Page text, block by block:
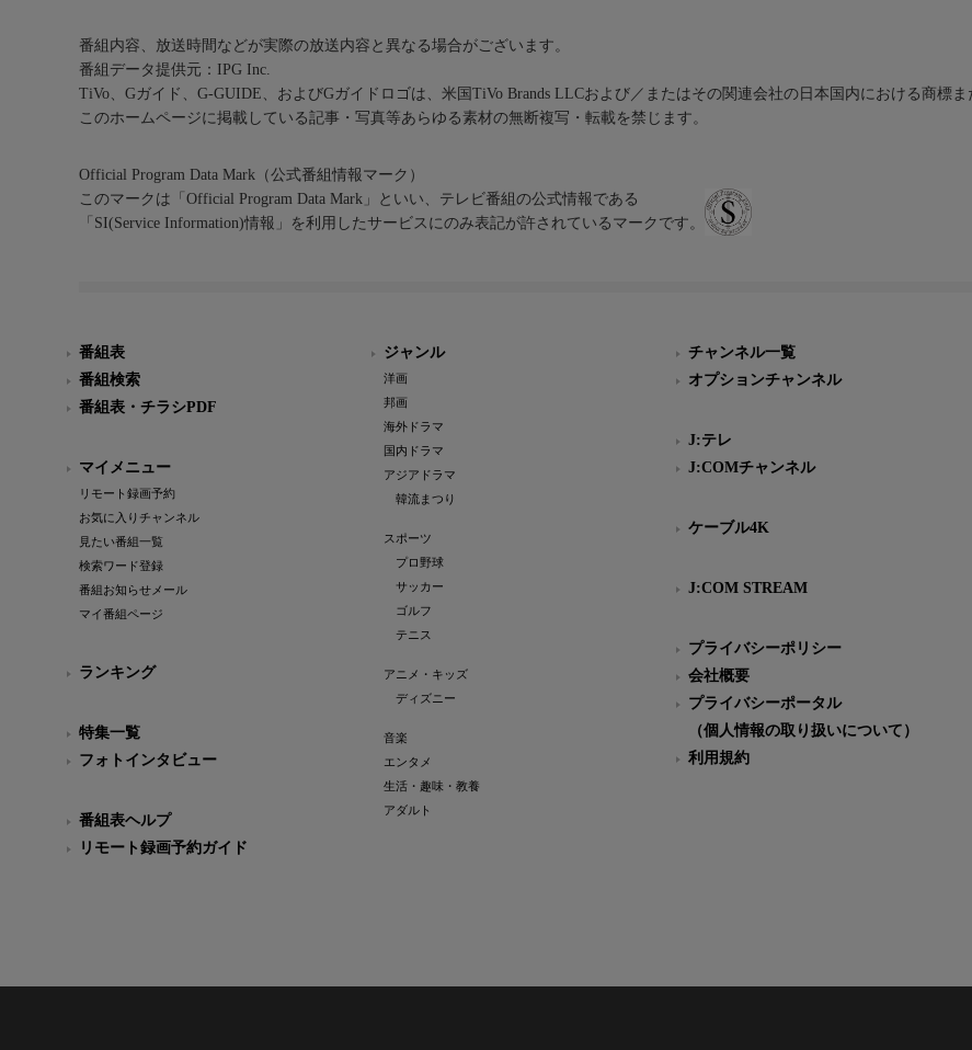
番組内容、放送時間などが実際の放送内容と異なる場合がございます。
番組データ提供元：IPG Inc.
TiVo、Gガイド、G-GUIDE、およびGガイドロゴは、米国TiVo Brands LLCおよび／またはその関連会社の日本国内における商標ま
このホームページに掲載している記事・写真等あらゆる素材の無断複写・転載を禁じます。
Official Program Data Mark（公式番組情報マーク）
このマークは「Official Program Data Mark」といい、テレビ番組の公式情報である
「SI(Service Information)情報」を利用したサービスにのみ表記が許されているマークです。
番組表
番組検索
番組表・チラシPDF
マイメニュー
リモート録画予約
お気に入りチャンネル
見たい番組一覧
検索ワード登録
番組お知らせメール
マイ番組ページ
ランキング
特集一覧
フォトインタビュー
番組表ヘルプ
リモート録画予約ガイド
ジャンル
洋画
邦画
海外ドラマ
国内ドラマ
アジアドラマ
韓流まつり
スポーツ
プロ野球
サッカー
ゴルフ
テニス
アニメ・キッズ
ディズニー
音楽
エンタメ
生活・趣味・教養
アダルト
チャンネル一覧
オプションチャンネル
J:テレ
J:COMチャンネル
ケーブル4K
J:COM STREAM
プライバシーポリシー
会社概要
プライバシーポータル
（個人情報の取り扱いについて）
利用規約